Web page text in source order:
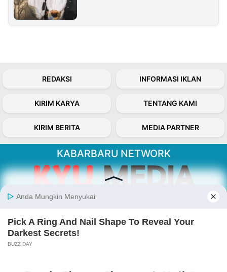
REDAKSI INFORMASI IKLAN
KIRIM KARYA TENTANG KAMI
KIRIM BERITA MEDIA PARTNER
KABARBARU NETWORK
Kabarbaru.co menyajikan berita aktual dan